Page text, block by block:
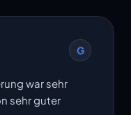
G
war sehr
sehr guter